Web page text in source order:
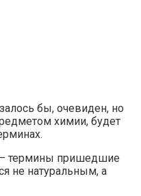
бы, очевиден, но
химии, будет
– термины пришедшие
не натуральным, а